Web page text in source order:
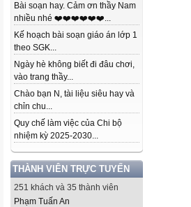
Bài soạn hay. Cảm ơn thầy Nam
nhiều nhé ❤️❤️❤️❤️❤️❤️...
Kế hoạch bài soạn giáo án lớp 1
theo SGK...
Ngày hè không biết đi đâu chơi,
vào trang thầy...
Chào bạn N, tài liệu siêu hay và
chỉn chu...
Quy chế làm việc của Chi bộ
nhiệm kỳ 2025-2030...
THÀNH VIÊN TRỰC TUYẾN
251 khách và 35 thành viên
Phạm Tuấn An